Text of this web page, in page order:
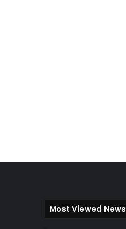
Most Viewed News